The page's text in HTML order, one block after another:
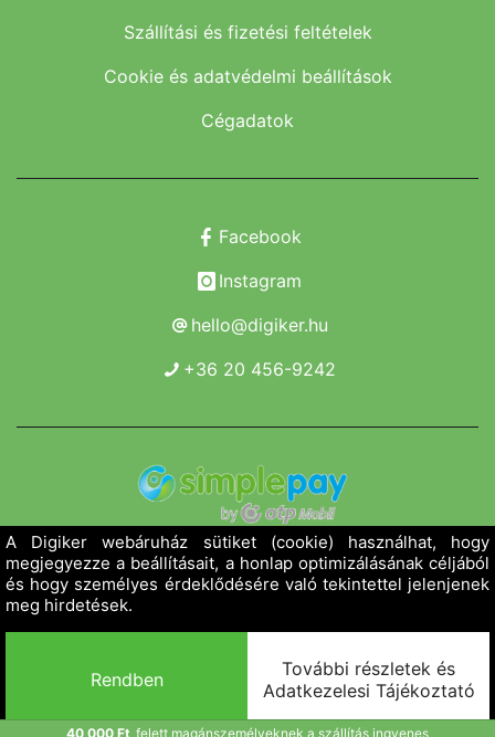
Szállítási és fizetési feltételek
Cookie és adatvédelmi beállítások
Cégadatok
Facebook
Instagram
hello@digiker.hu
+36 20 456-9242
Copyright 2019 - 2026. Borsod Agroker Zrt.
Powered by Adamante
40 000 Ft felett magánszemélyeknek a szállítás ingyenes